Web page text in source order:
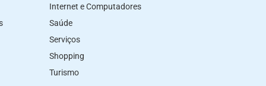
Internet e Computadores
Saúde
Serviços
Shopping
Turismo